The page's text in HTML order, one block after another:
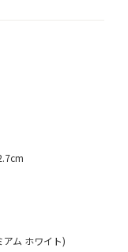
ム ホワイト)